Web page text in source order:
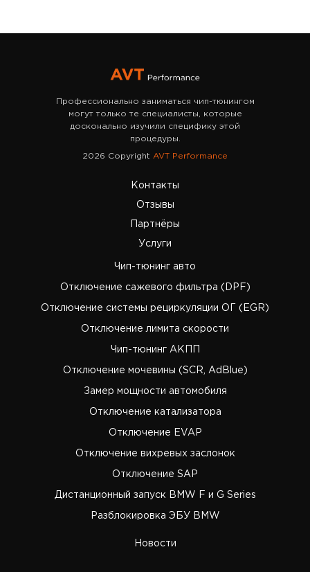
Профессионально заниматься чип-тюнингом
могут только те специалисты, которые
досконально изучили специфику этой
процедуры.
2026 Copyright AVT Performance
Новости
Услуги
Чип-тюнинг авто
Отключение сажевого фильтра (DPF)
Отключение системы рециркуляции ОГ (EGR)
Отключение лимита скорости
Чип-тюнинг АКПП
Отключение мочевины (SCR, AdBlue)
Замер мощности автомобиля
Отключение катализатора
Отключение EVAP
Отключение вихревых заслонок
Отключение SAP
Дистанционный запуск BMW F и G Series
Разблокировка ЭБУ BMW
Партнёры
Отзывы
Контакты